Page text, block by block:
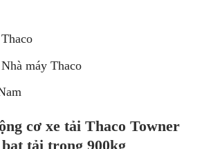
máy Thaco
cơ xe tải Thaco Towner
tải trọng 900kg